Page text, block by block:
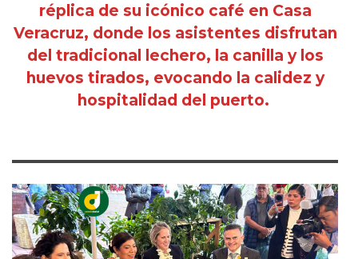
réplica de su icónico café en Casa
Veracruz, donde los asistentes disfrutan
del tradicional lechero, la canilla y los
huevos tirados, evocando la calidez y
hospitalidad del puerto.